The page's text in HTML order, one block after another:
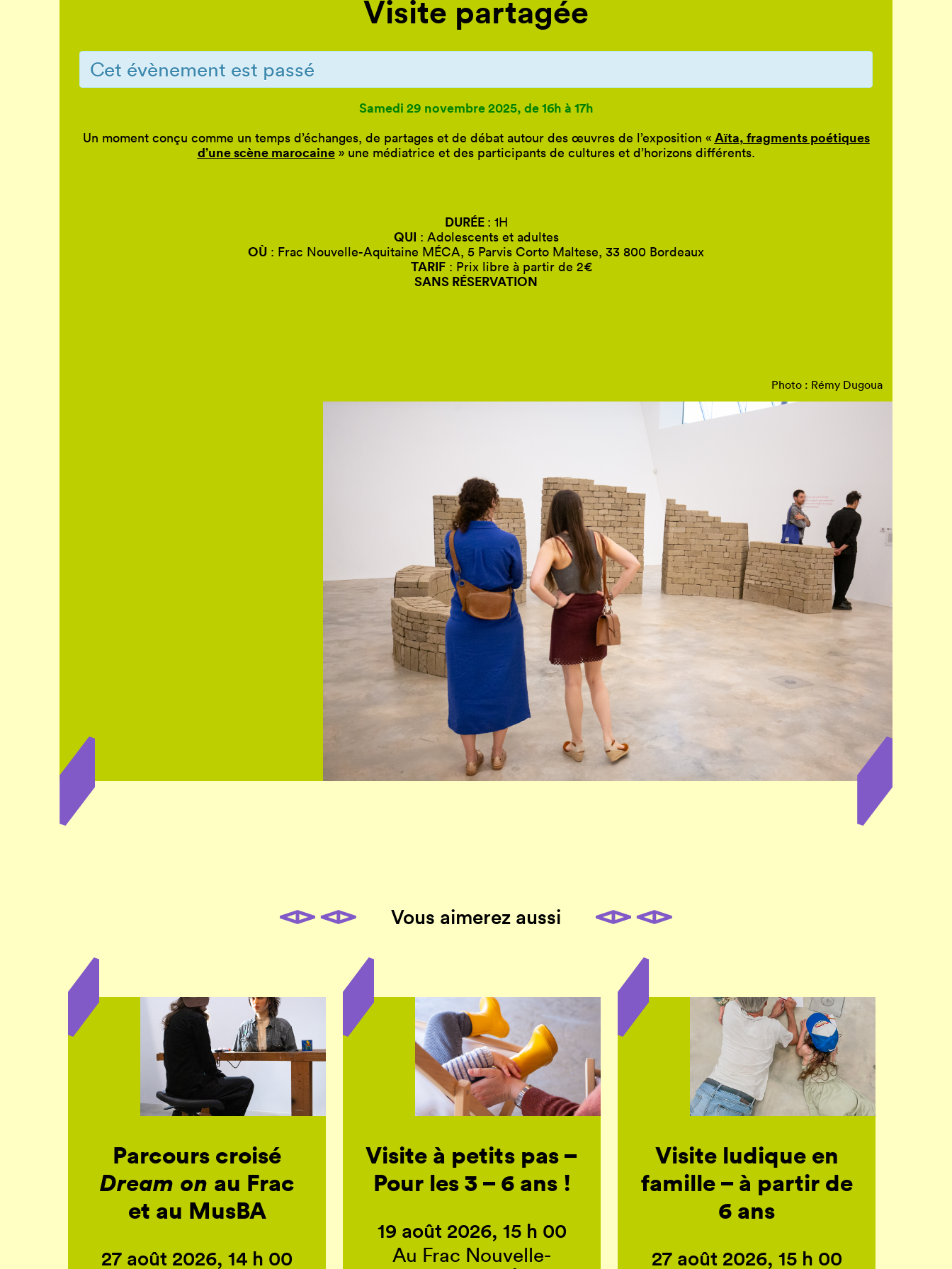
Visite partagée
Cet évènement est passé
Samedi 29 novembre 2025, de 16h à 17h
Un moment conçu comme un temps d’échanges, de partages et de débat autour des œuvres de l’exposition « Aïta, fragments poétiques
d’une scène marocaine» une médiatrice et des participants de cultures et d’horizons différents.
DURÉE : 1H
QUI : Adolescents et adultes
OÙ : Frac Nouvelle-Aquitaine MÉCA, 5 Parvis Corto Maltese, 33 800 Bordeaux
TARIF : Prix libre à partir de 2€
SANS RÉSERVATION
Photo : Rémy Dugoua
Vous aimerez aussi
Parcours croisé
Dream on au Frac
et au MusBA
27 août 2026, 14 h 00
Visite à petits pas –
Pour les 3 – 6 ans !
19 août 2026, 15 h 00
Au Frac Nouvelle-
Visite ludique en
famille – à partir de
6 ans
27 août 2026, 15 h 00